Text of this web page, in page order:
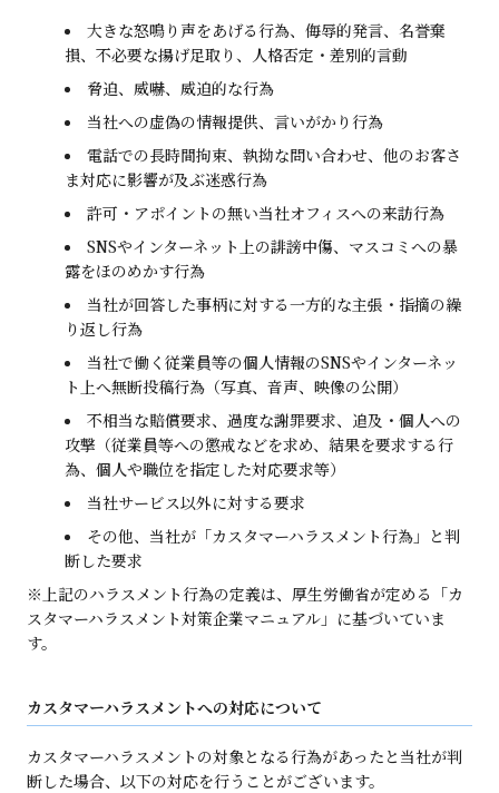
大きな怒鳴り声をあげる行為、侮辱的発言、名誉棄
損、不必要な揚げ足取り、人格否定・差別的言動
脅迫、威嚇、威迫的な行為
当社への虚偽の情報提供、言いがかり行為
電話での長時間拘束、執拗な問い合わせ、他のお客さ
ま対応に影響が及ぶ迷惑行為
許可・アポイントの無い当社オフィスへの来訪行為
SNSやインターネット上の誹謗中傷、マスコミへの暴
露をほのめかす行為
当社が回答した事柄に対する一方的な主張・指摘の繰
り返し行為
当社で働く従業員等の個人情報のSNSやインターネッ
ト上へ無断投稿行為（写真、音声、映像の公開）
不相当な賠償要求、過度な謝罪要求、追及・個人への
攻撃（従業員等への懲戒などを求め、結果を要求する行
為、個人や職位を指定した対応要求等）
当社サービス以外に対する要求
その他、当社が「カスタマーハラスメント行為」と判
断した要求
※上記のハラスメント行為の定義は、厚生労働省が定める「カ
スタマーハラスメント対策企業マニュアル」に基づいていま
す。
カスタマーハラスメントへの対応について
カスタマーハラスメントの対象となる行為があったと当社が判
断した場合、以下の対応を行うことがございます。